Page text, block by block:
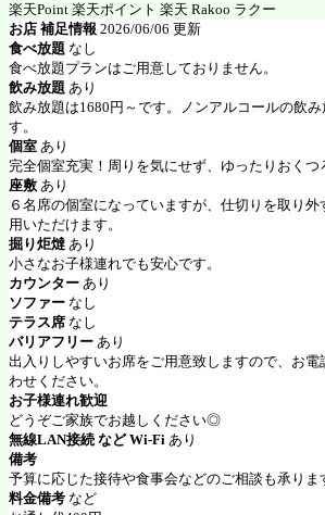
楽天Point 楽天ポイント 楽天 Rakoo ラクー
お店 補足情報 2026/06/06 更新
食べ放題 なし
食べ放題プランはご用意しておりません。
飲み放題 あり
飲み放題は1680円～です。ノンアルコールの飲
す。
個室 あり
完全個室充実！周りを気にせず、ゆったりおくつ
座敷 あり
６名席の個室になっていますが、仕切りを取り外
用いただけます。
掘り炬燵 あり
小さなお子様連れでも安心です。
カウンター あり
ソファー なし
テラス席 なし
バリアフリー あり
出入りしやすいお席をご用意致しますので、お
わせください。
お子様連れ歓迎
どうぞご家族でお越しください◎
無線LAN接続 など Wi-Fi あり
備考
予算に応じた接待や食事会などのご相談も承りま
料金備考 など